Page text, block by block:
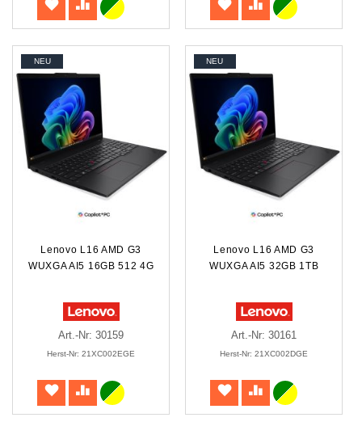
NEU
Lenovo L16 AMD G3
WUXGA AI5 16GB 512 4G
Art.-Nr: 30159
Herst-Nr: 21XC002EGE
NEU
Lenovo L16 AMD G3
WUXGA AI5 32GB 1TB
Art.-Nr: 30161
Herst-Nr: 21XC002DGE